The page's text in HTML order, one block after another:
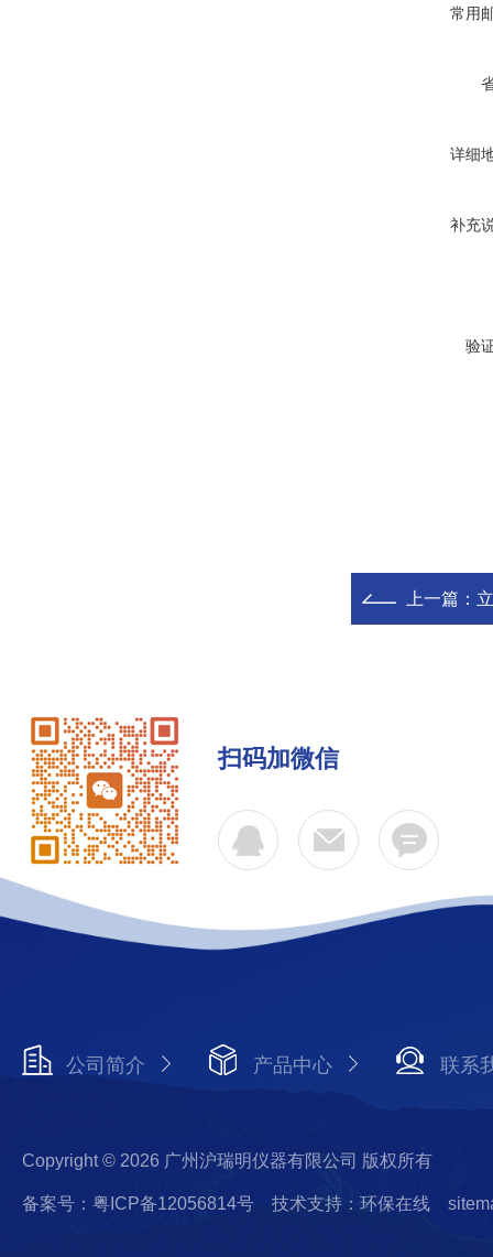
常用
详细
补充
验
上一篇：
扫码加微信
公司简介 产品中心 联系
Copyright © 2026 广州沪瑞明仪器有限公司 版权所有
备案号：粤ICP备12056814号 技术支持：环保在线